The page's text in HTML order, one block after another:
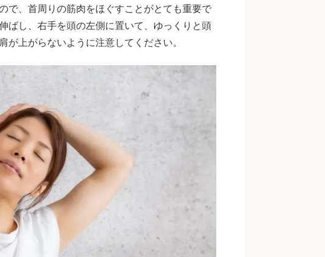
で、首周りの筋肉をほぐすことがとても重要で
ばし、右手を頭の左側に置いて、ゆっくりと頭
上がらないように注意してください。